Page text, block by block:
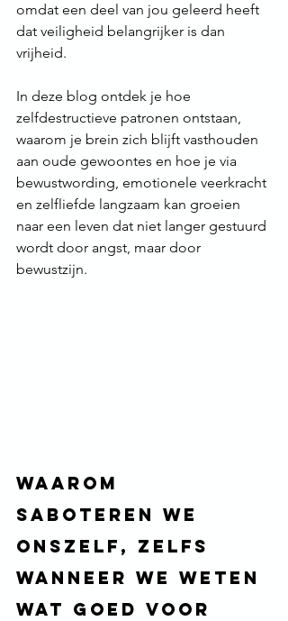
omdat een deel van jou geleerd heeft
dat veiligheid belangrijker is dan
vrijheid.
In deze blog ontdek je hoe
zelfdestructieve patronen ontstaan,
waarom je brein zich blijft vasthouden
aan oude gewoontes en hoe je via
bewustwording, emotionele veerkracht
en zelfliefde langzaam kan groeien
naar een leven dat niet langer gestuurd
wordt door angst, maar door
bewustzijn.
Waarom
saboteren we
onszelf, zelfs
wanneer we weten
wat goed voor